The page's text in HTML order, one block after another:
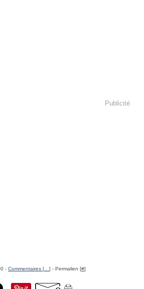
Publicité
- Commentaires [ ] - Permalien [#]